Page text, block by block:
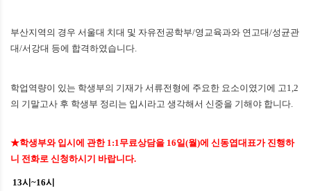
부산지역의 경우 서울대 치대 및 자유전공학부/영교육과와 연고대/성균관
대/서강대 등에 합격하였습니다
학업역량이 있는 학생부의 기재가 서류전형에 주요한 요소이였기에 고 1,2
의 기말고사 후 학생부 정리는 입시라고 생각해서 신중을 기해야 합니다
★학생부와 입시에 관한1:1무료상담을 16일(월)에 신동엽대표가 진행하
니 전화로 신청하시기 바랍니다.
13시~16시